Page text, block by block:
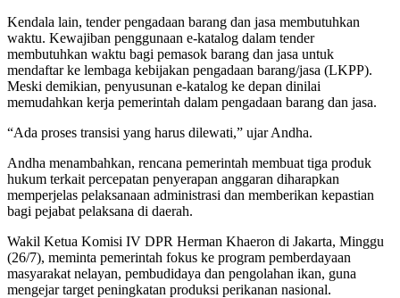
Kendala lain, tender pengadaan barang dan jasa membutuhkan
waktu. Kewajiban penggunaan e-katalog dalam tender
membutuhkan waktu bagi pemasok barang dan jasa untuk
mendaftar ke lembaga kebijakan pengadaan barang/jasa (LKPP).
Meski demikian, penyusunan e-katalog ke depan dinilai
memudahkan kerja pemerintah dalam pengadaan barang dan jasa.
“Ada proses transisi yang harus dilewati,” ujar Andha.
Andha menambahkan, rencana pemerintah membuat tiga produk
hukum terkait percepatan penyerapan anggaran diharapkan
memperjelas pelaksanaan administrasi dan memberikan kepastian
bagi pejabat pelaksana di daerah.
Wakil Ketua Komisi IV DPR Herman Khaeron di Jakarta, Minggu
(26/7), meminta pemerintah fokus ke program pemberdayaan
masyarakat nelayan, pembudidaya dan pengolahan ikan, guna
mengejar target peningkatan produksi perikanan nasional.